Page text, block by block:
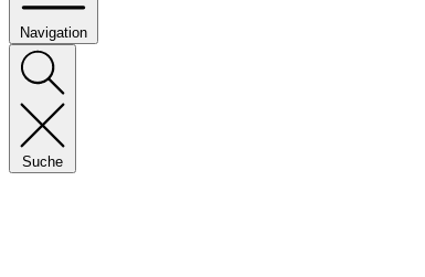
Navigation
Suche